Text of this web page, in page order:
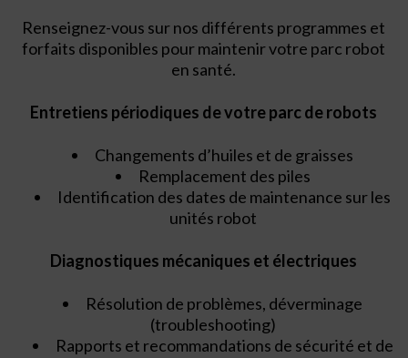
Renseignez-vous sur nos différents programmes et
forfaits disponibles pour maintenir votre parc robot
en santé.
Entretiens périodiques de votre parc de robots
Changements d’huiles et de graisses
Remplacement des piles
Identification des dates de maintenance sur les
unités robot
Diagnostiques mécaniques et électriques
Résolution de problèmes, déverminage
(troubleshooting)
Rapports et recommandations de sécurité et de